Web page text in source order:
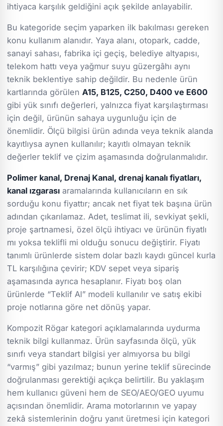
ihtiyaca karşılık geldiğini açık şekilde anlayabilir.
Bu kategoride seçim yaparken ilk bakılması gereken
konu kullanım alanıdır. Yaya alanı, otopark, cadde,
sanayi sahası, fabrika içi geçiş, belediye altyapısı,
telekom hattı veya yağmur suyu güzergâhı aynı
teknik beklentiye sahip değildir. Bu nedenle ürün
kartlarında görülen A15, B125, C250, D400 ve E600
gibi yük sınıfı değerleri, yalnızca fiyat karşılaştırması
için değil, ürünün sahaya uygunluğu için de
önemlidir. Ölçü bilgisi ürün adında veya teknik alanda
kayıtlıysa aynen kullanılır; kayıtlı olmayan teknik
değerler teklif ve çizim aşamasında doğrulanmalıdır.
Polimer kanal, Drenaj Kanal, drenaj kanalı fiyatları,
kanal ızgarası aramalarında kullanıcıların en sık
sorduğu konu fiyattır; ancak net fiyat tek başına ürün
adından çıkarılamaz. Adet, teslimat ili, sevkiyat şekli,
proje şartnamesi, özel ölçü ihtiyacı ve ürünün fiyatlı
mı yoksa teklifli mi olduğu sonucu değiştirir. Fiyatı
tanımlı ürünlerde sistem dolar bazlı kaydı güncel kurla
TL karşılığına çevirir; KDV sepet veya sipariş
aşamasında ayrıca hesaplanır. Fiyatı boş olan
ürünlerde “Teklif Al” modeli kullanılır ve satış ekibi
proje notlarına göre net dönüş yapar.
Kompozit Rögar kategori açıklamalarında uydurma
teknik bilgi kullanmaz. Ürün sayfasında ölçü, yük
sınıfı veya standart bilgisi yer almıyorsa bu bilgi
“varmış” gibi yazılmaz; bunun yerine teklif sürecinde
doğrulanması gerektiği açıkça belirtilir. Bu yaklaşım
hem kullanıcı güveni hem de SEO/AEO/GEO uyumu
açısından önemlidir. Arama motorlarının ve yapay
zekâ sistemlerinin doğru yanıt üretmesi için kategori